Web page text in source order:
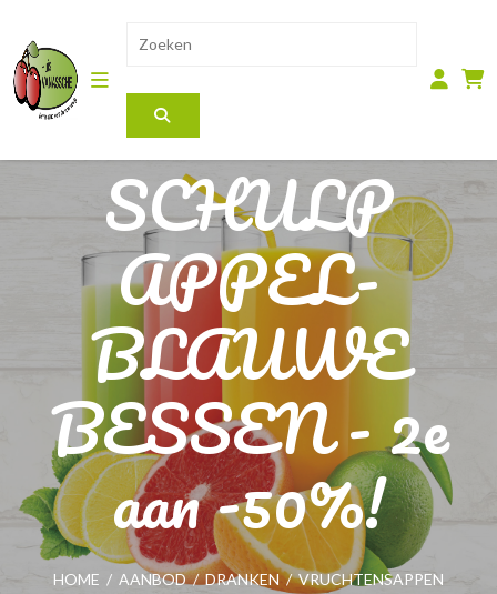
SCHULP
APPEL-
BLAUWE
BESSEN - 2e
aan -50%!
HOME / AANBOD / DRANKEN / VRUCHTENSAPPEN